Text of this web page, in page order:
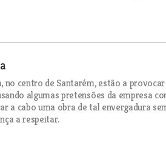
centro de Santarém, estão a
algumas pretensões da empresa
a cabo uma obra de tal envergadura
a respeitar.